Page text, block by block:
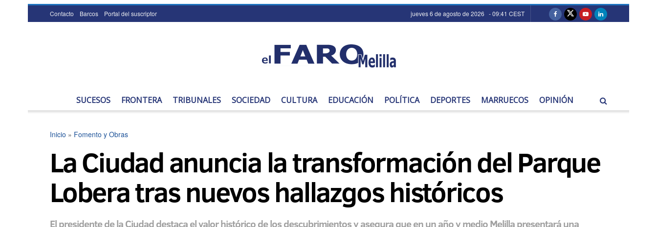
Contacto Barcos Portal del suscriptor jueves 6 de agosto de 2026 - 09:41 CEST
SUCESOS FRONTERA TRIBUNALES SOCIEDAD CULTURA EDUCACIÓN POLÍTICA DEPORTES MARRUECOS OPINIÓN
Inicio » Fomento y Obras
La Ciudad anuncia la transformación del Parque
Lobera tras nuevos hallazgos históricos
El presidente de la Ciudad destaca el valor histórico de los descubrimientos y asegura que en un año y medio Melilla presentará una